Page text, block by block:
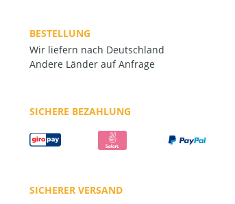
BESTELLUNG
Wir liefern nach Deutschland
Andere Länder auf Anfrage
SICHERE BEZAHLUNG
SICHERER VERSAND